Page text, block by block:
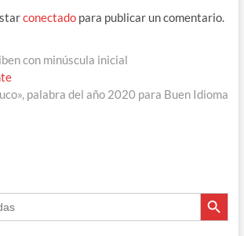
o
k
m
p
ti
conectadopara publicar un comentario.
con minúscula inicial
Entrada
siguiente:
palabra del año 2020 para Buen Idioma
Botón de